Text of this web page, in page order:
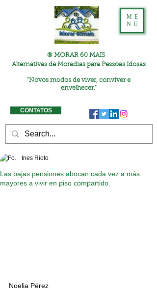
® MORAR 60 MAIS
Alternativas de Moradias para Pessoas Idosas
"Novos modos de viver, conviver e
envelhecer."
ME
NU
CONTATOS
Las bajas pensiones abocan cada vez a más
mayores a vivir en piso compartido.
Ines Rioto
Noelia Pérez